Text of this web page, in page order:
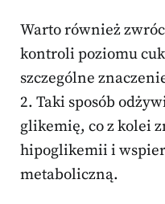
Warto również
kontroli poziomu
szczególne
2. Taki sposób
glikemię, co z kolei
hipoglikemii i
metaboliczną.